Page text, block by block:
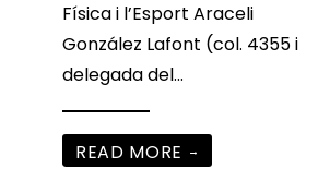
Física i l’Esport Araceli
González Lafont (col. 4355 i
delegada del...
READ MORE →